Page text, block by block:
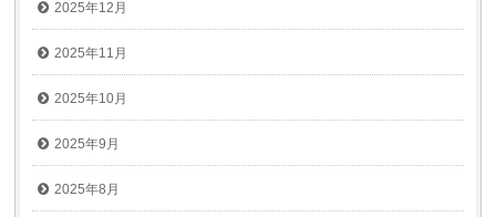
2025年12月
2025年11月
2025年10月
2025年9月
2025年8月